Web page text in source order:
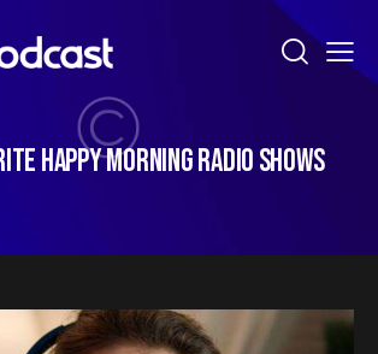
HAPPY MORNING RADIO SHOWS